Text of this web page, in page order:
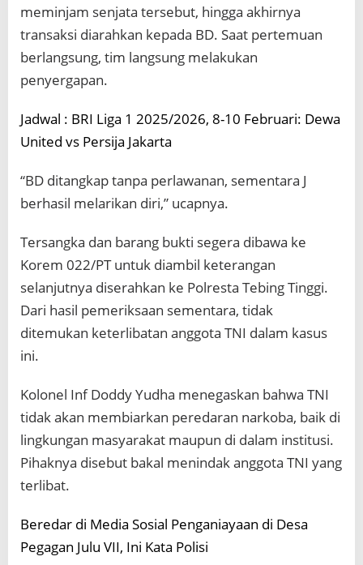
meminjam senjata tersebut, hingga akhirnya
transaksi diarahkan kepada BD. Saat pertemuan
berlangsung, tim langsung melakukan
penyergapan.
Jadwal : BRI Liga 1 2025/2026, 8-10 Februari: Dewa
United vs Persija Jakarta
“BD ditangkap tanpa perlawanan, sementara J
berhasil melarikan diri,” ucapnya.
Tersangka dan barang bukti segera dibawa ke
Korem 022/PT untuk diambil keterangan
selanjutnya diserahkan ke Polresta Tebing Tinggi.
Dari hasil pemeriksaan sementara, tidak
ditemukan keterlibatan anggota TNI dalam kasus
ini.
Kolonel Inf Doddy Yudha menegaskan bahwa TNI
tidak akan membiarkan peredaran narkoba, baik di
lingkungan masyarakat maupun di dalam institusi.
Pihaknya disebut bakal menindak anggota TNI yang
terlibat.
Beredar di Media Sosial Penganiayaan di Desa
Pegagan Julu VII, Ini Kata Polisi